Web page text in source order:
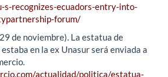
s-recognizes-ecuadors-entry-into-
forum/
de noviembre). La estatua de
en la ex Unasur será enviada a
actualidad/politica/estatua-